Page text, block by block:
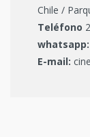
Chile /
Teléfono
whatsapp:
E-mail: